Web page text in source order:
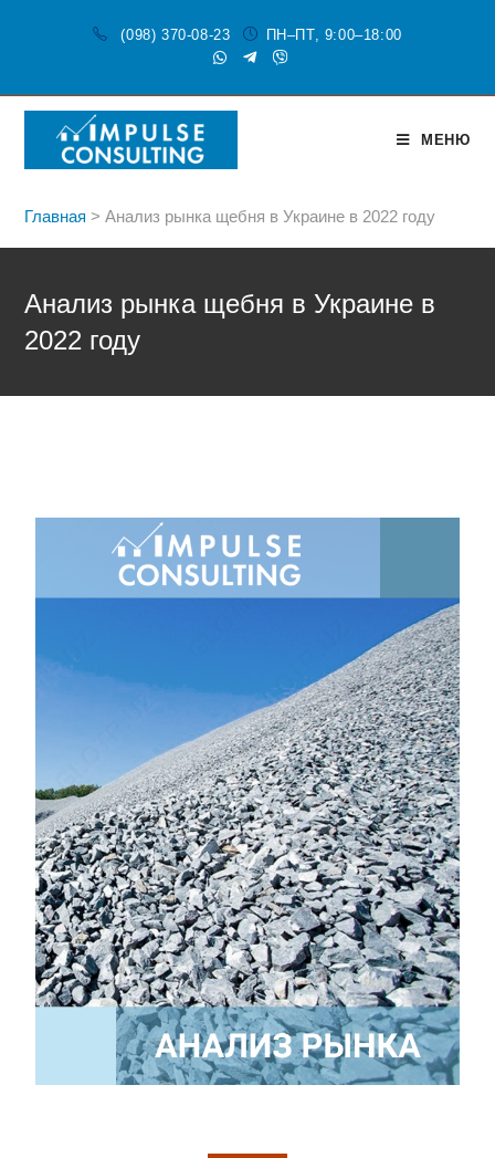
(098) 370-08-23 ПН–ПТ, 9:00–18:00
МЕНЮ
Главная > Анализ рынка щебня в Украине в 2022 году
Анализ рынка щебня в Украине в
2022 году